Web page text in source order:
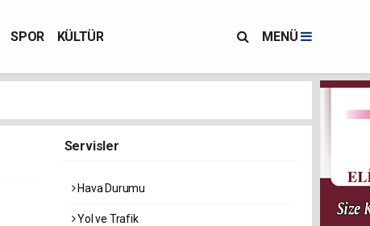
SPOR KÜLTÜR MENÜ
Servisler
Hava Durumu
Yol ve Trafik